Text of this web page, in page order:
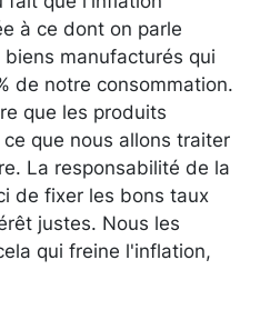
à ce dont on parle
manufacturés qui
de notre consommation.
que les produits
que nous allons traiter
La responsabilité de la
de fixer les bons taux
justes. Nous les
qui freine l'inflation,